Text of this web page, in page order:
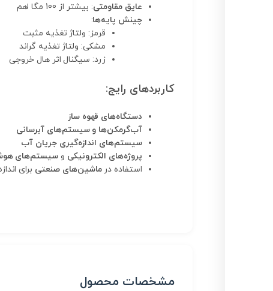
عایق مقاومتی: بیشتر از 100 مگا اهم
چینش پایه‌ها:
قرمز: ولتاژ تغذیه مثبت
مشکی: ولتاژ تغذیه گراند
زرد: سیگنال اثر هال خروجی
کاربردهای رایج:
دستگاه‌های قهوه ساز
آب‌گرمکن‌ها و سیستم‌های آبرسانی
سیستم‌های اندازه‌گیری جریان آب
پروژه‌های الکترونیکی و سیستم‌های
استفاده درماشین‌های صنعتی برای
مشخصات محصول